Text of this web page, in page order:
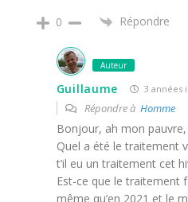
0 Répondre
Auteur
Guillaume 3 années
Répondre à Homme
Bonjour, ah mon
Quel a été le traitement
t’il eu un traitement cet
Est-ce que le traitement
même qu’en 2021 et le